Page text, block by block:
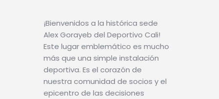
¡Bienvenidos a la histórica sede
Alex Gorayeb del Deportivo Cali!
Este lugar emblemático es mucho
más que una simple instalación
deportiva. Es el corazón de
nuestra comunidad de socios y el
epicentro de las decisiones